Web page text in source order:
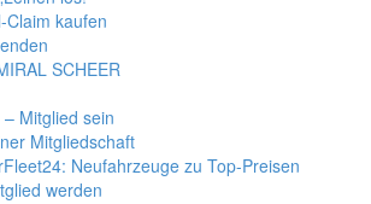
Claim kaufen
SCHEER
Mitglied sein
Mitgliedschaft
Neufahrzeuge zu Top-Preisen
werden